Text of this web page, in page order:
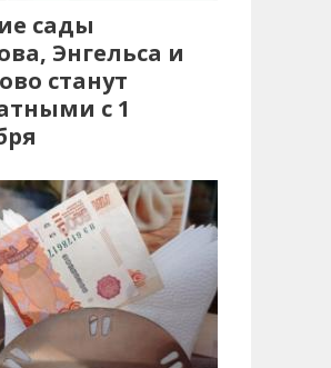
сады
Энгельса и
станут
с 1